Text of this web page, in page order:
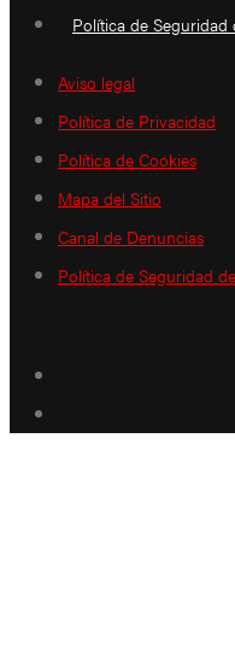
Política de
Aviso legal
Política de Privacidad
Política de Cookies
Mapa del Sitio
Canal de Denuncias
Política de Seguridad